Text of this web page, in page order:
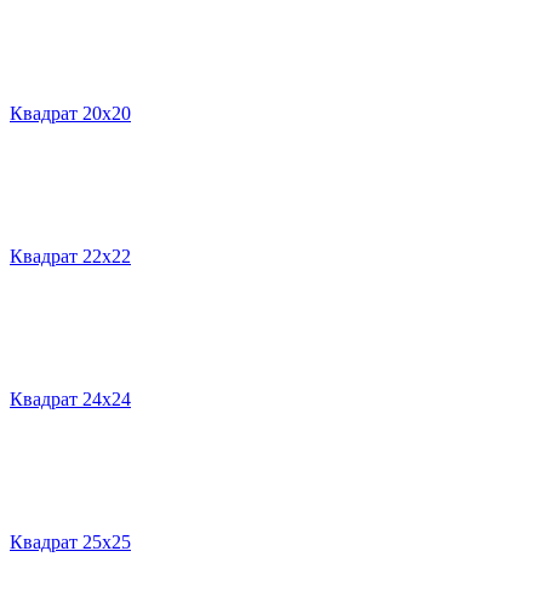
Квадрат 20х20
Квадрат 22х22
Квадрат 24х24
Квадрат 25х25